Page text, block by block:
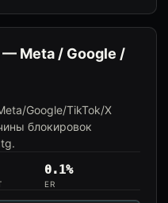
Meta / Google /
Google/TikTok/X
блокировок
0.1%
ER